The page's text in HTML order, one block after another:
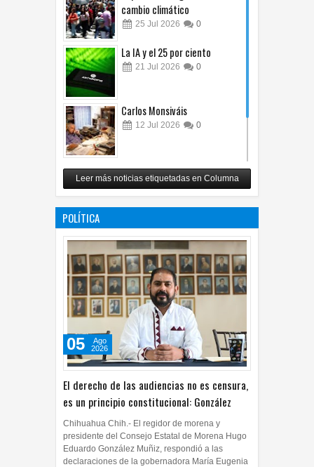
cambio climático
25 Jul 2026 0
La IA y el 25 por ciento
21 Jul 2026 0
Carlos Monsiváis
12 Jul 2026 0
Revuelo en la inteligencia
artificial
07 Jul 2026 0
Leer más noticias etiquetadas en Columna
POLÍTICA
El derecho de las audiencias no es censura,
es un principio constitucional: González
05
Ago
2026
Chihuahua Chih.- El regidor de morena y
presidente del Consejo Estatal de Morena Hugo
Eduardo González Muñiz, respondió a las
declaraciones de la gobernadora María Eugenia